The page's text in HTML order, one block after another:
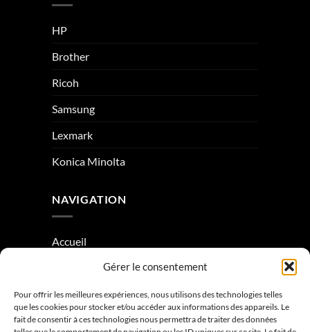
Gérer le consentement
Pour offrir les meilleures expériences, nous utilisons des technologies telles
que les cookies pour stocker et/ou accéder aux informations des appareils. Le
fait de consentir à ces technologies nous permettra de traiter des données
HP
Brother
Ricoh
Samsung
Lexmark
Konica Minolta
NAVIGATION
Accueil
Condition générale de vente
Mentions légales